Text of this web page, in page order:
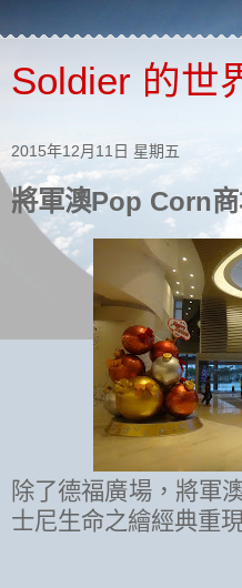
Soldier 的世
2015年12月11日 星期五
將軍澳Pop Corn
除了德福廣場，將軍
士尼生命之繪經典重